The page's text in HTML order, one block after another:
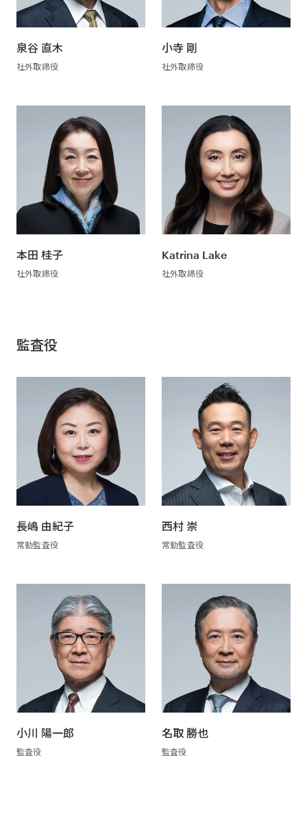
泉谷 直木
社外取締役
小寺 剛
社外取締役
本田 桂子
社外取締役
Katrina Lake
社外取締役
監査役
長嶋 由紀子
常勤監査役
西村 崇
常勤監査役
小川 陽一郎
監査役
名取 勝也
監査役